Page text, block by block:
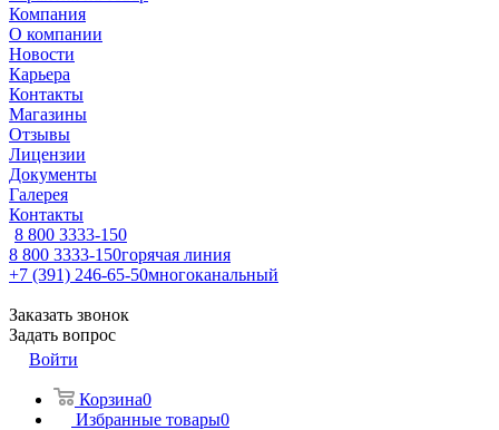
Компания
О компании
Новости
Карьера
Контакты
Магазины
Отзывы
Лицензии
Документы
Галерея
Контакты
8 800 3333-150
8 800 3333-150горячая линия
+7 (391) 246-65-50многоканальный
Заказать звонок
Задать вопрос
Войти
Корзина0
Избранные товары0